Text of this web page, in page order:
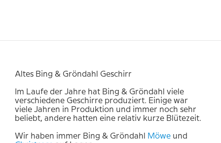
Altes Bing & Gröndahl Geschirr
Im Laufe der Jahre hat Bing & Gröndahl viele
verschiedene Geschirre produziert. Einige war
viele Jahren in Produktion und immer noch sehr
beliebt, andere hatten eine relativ kurze Blütezeit.
Wir haben immer Bing & Gröndahl Möwe und